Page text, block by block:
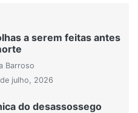
a serem feitas antes
Barroso
julho, 2026
do desassossego